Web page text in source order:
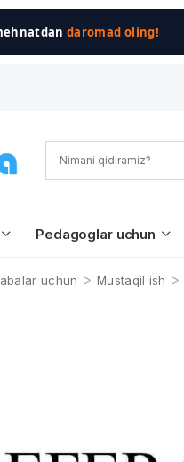
daromad oling!
Pedagoglar uchun
uchun > Mustaqil ish >